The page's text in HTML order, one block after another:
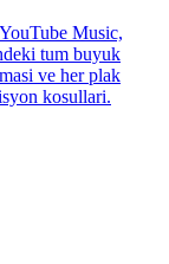
Music,
tum buyuk
ve her plak
kosullari.